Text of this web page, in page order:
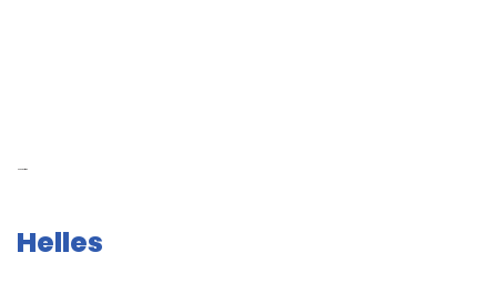
Helles